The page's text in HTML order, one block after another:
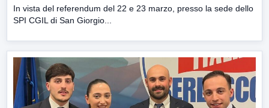
In vista del referendum del 22 e 23 marzo, presso la sede dello
SPI CGIL di San Giorgio...